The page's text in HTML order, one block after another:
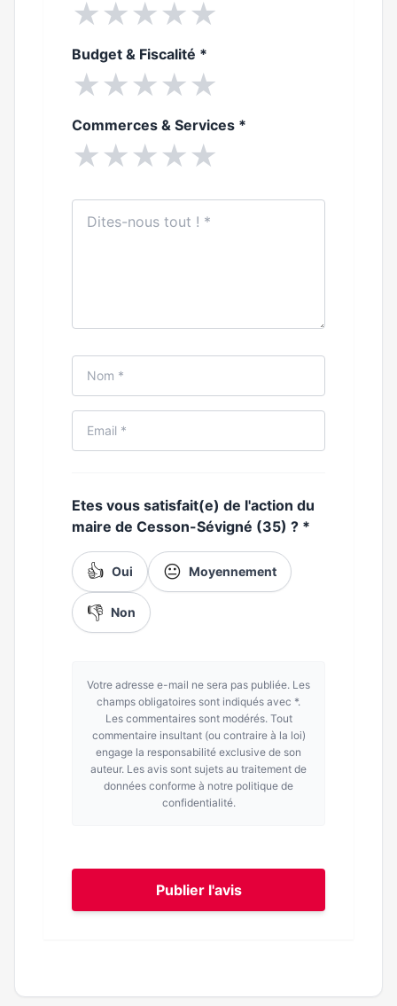
★★★★★
Budget & Fiscalité *
★★★★★
Commerces & Services *
★★★★★
Etes vous satisfait(e) de l'action du
maire de Cesson-Sévigné (35) ? *
👍 Oui 😐 Moyennement
👎 Non
Votre adresse e-mail ne sera pas publiée. Les
champs obligatoires sont indiqués avec *.
Les commentaires sont modérés. Tout
commentaire insultant (ou contraire à la loi)
engage la responsabilité exclusive de son
auteur. Les avis sont sujets au traitement de
données conforme à notre politique de
confidentialité.
Publier l'avis